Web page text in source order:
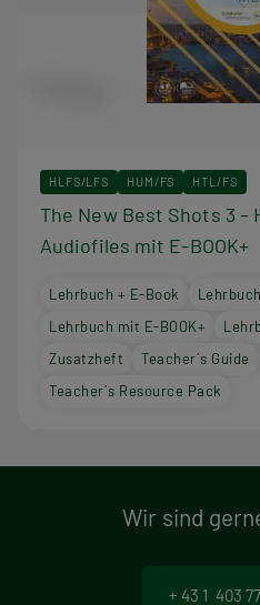
HLFS/LFS HUM/FS HTL/FS
The New Best Shots 3 –
Audiofiles mit E-BOOK+
Lehrbuch + E-Book
Lehrbuch mit E-BOOK+
Zusatzheft
Teacher´s Guide
Teacher´s Resource Pack
Wir sind
+ 43 1 403